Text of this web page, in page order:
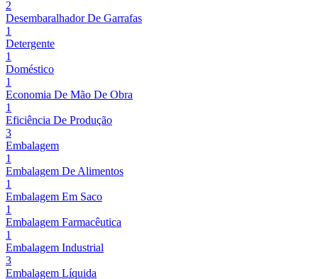
2
Desembaralhador De Garrafas
1
Detergente
1
Doméstico
1
Economia De Mão De Obra
1
Eficiência De Produção
3
Embalagem
1
Embalagem De Alimentos
1
Embalagem Em Saco
1
Embalagem Farmacêutica
1
Embalagem Industrial
3
Embalagem Líquida